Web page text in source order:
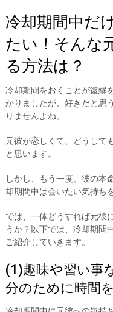
冷却期間中だ
たい！そんな
る方法は？
冷却期間をおくことが復縁
かりましたが、好きだと思
りませんよね。
元彼が恋しくて、どうして
と思います。
しかし、もう一度、彼の本
却期間中は会いたい気持ち
では、一体どうすれば元彼
うか？以下では、冷却期間
ご紹介していきます。
(1)趣味や習い事
分のために時間